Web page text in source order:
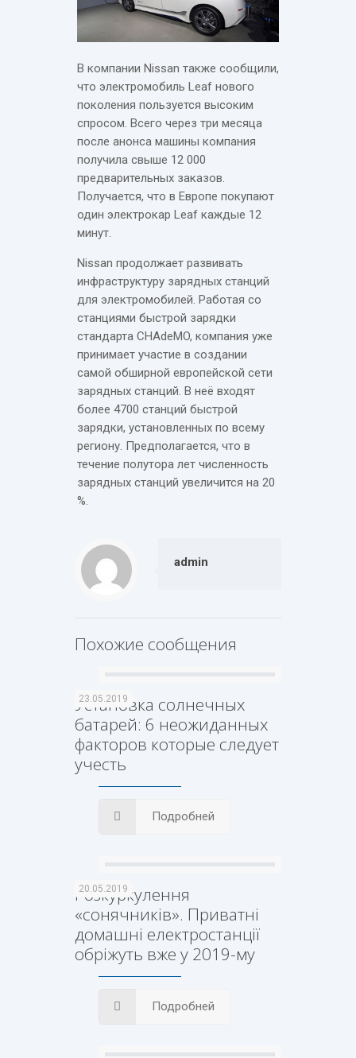
В компании Nissan также сообщили,
что электромобиль Leaf нового
поколения пользуется высоким
спросом. Всего через три месяца
после анонса машины компания
получила свыше 12 000
предварительных заказов.
Получается, что в Европе покупают
один электрокар Leaf каждые 12
минут.
Nissan продолжает развивать
инфраструктуру зарядных станций
для электромобилей. Работая со
станциями быстрой зарядки
стандарта CHAdeMO, компания уже
принимает участие в создании
самой обширной европейской сети
зарядных станций. В неё входят
более 4700 станций быстрой
зарядки, установленных по всему
региону. Предполагается, что в
течение полутора лет численность
зарядных станций увеличится на 20
%.
admin
Похожие сообщения
23.05.2019
Установка солнечных
батарей: 6 неожиданных
факторов которые следует
учесть
Подробней
20.05.2019
Розкуркулення
«сонячників». Приватні
домашні електростанції
обріжуть вже у 2019-му
Подробней